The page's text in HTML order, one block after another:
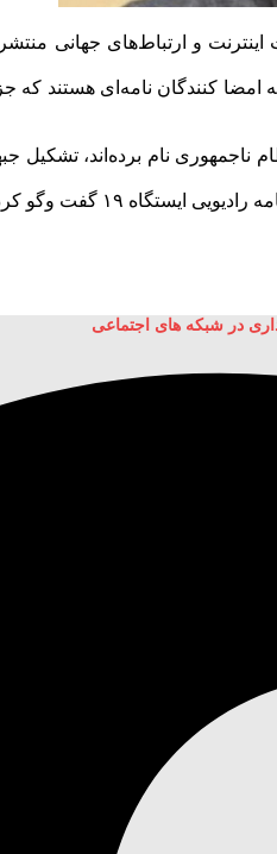
و ارتباط‌های جهانی
کنندگان نامه‌ای هستند که جز
ناجمهوری نام برده‌اند،
۱۹ گفت وگو کرده است.
در شبکه های اجتماعی